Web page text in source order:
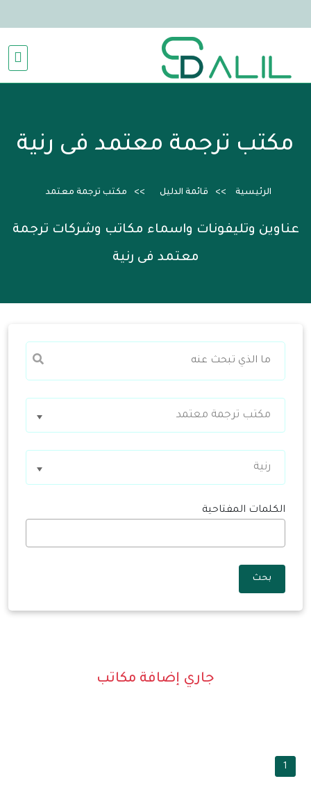
مكتب ترجمة معتمد فى رنية
الرئيسية قائمة الدليل مكتب ترجمة معتمد
عناوين وتليفونات واسماء مكاتب وشركات ترجمة
معتمد فى رنية
مكتب ترجمة معتمد
رنية
الكلمات المفتاحية
بحث
جاري إضافة مكاتب
1